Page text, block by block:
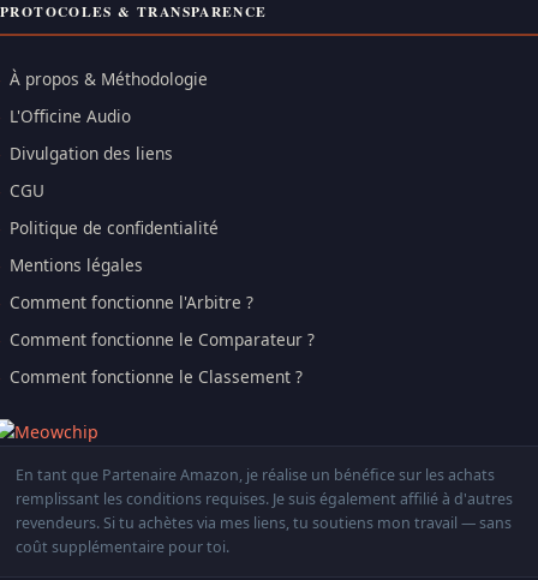
PROTOCOLES & TRANSPARENCE
À propos & Méthodologie
L'Officine Audio
Divulgation des liens
CGU
Politique de confidentialité
Mentions légales
Comment fonctionne l'Arbitre ?
Comment fonctionne le Comparateur ?
Comment fonctionne le Classement ?
En tant que Partenaire Amazon, je réalise un bénéfice sur les achats
remplissant les conditions requises. Je suis également affilié à d'autres
revendeurs. Si tu achètes via mes liens, tu soutiens mon travail — sans
coût supplémentaire pour toi.